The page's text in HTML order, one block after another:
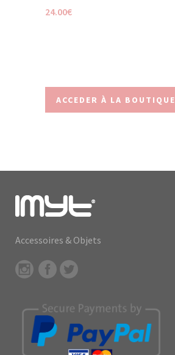
24.00€
ACCEDER À LA BOUTIQUE
Accessoires & Objets